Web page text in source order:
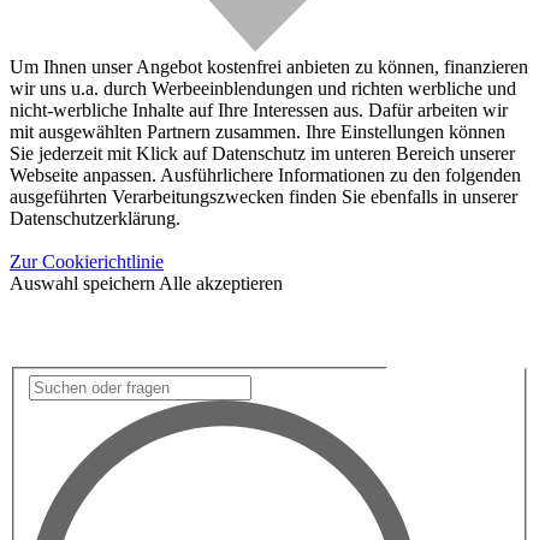
Um Ihnen unser Angebot kostenfrei anbieten zu können, finanzieren
wir uns u.a. durch Werbeeinblendungen und richten werbliche und
nicht-werbliche Inhalte auf Ihre Interessen aus. Dafür arbeiten wir
mit ausgewählten Partnern zusammen. Ihre Einstellungen können
Sie jederzeit mit Klick auf Datenschutz im unteren Bereich unserer
Webseite anpassen. Ausführlichere Informationen zu den folgenden
ausgeführten Verarbeitungszwecken finden Sie ebenfalls in unserer
Datenschutzerklärung.
Zur Cookierichtlinie
Auswahl speichern Alle akzeptieren